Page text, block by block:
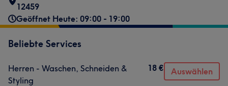
12459
Geöffnet Heute: 09:00 - 19:00
Beliebte Services
Herren - Waschen, Schneiden &
Styling
18 € Auswählen